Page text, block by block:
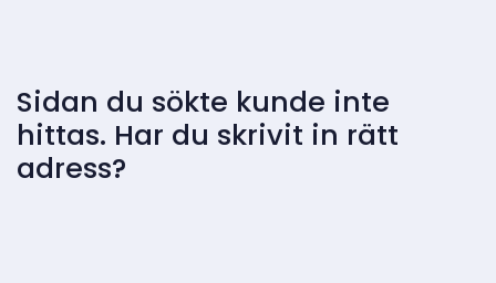
Sidan du sökte kunde inte
hittas. Har du skrivit in rätt
adress?